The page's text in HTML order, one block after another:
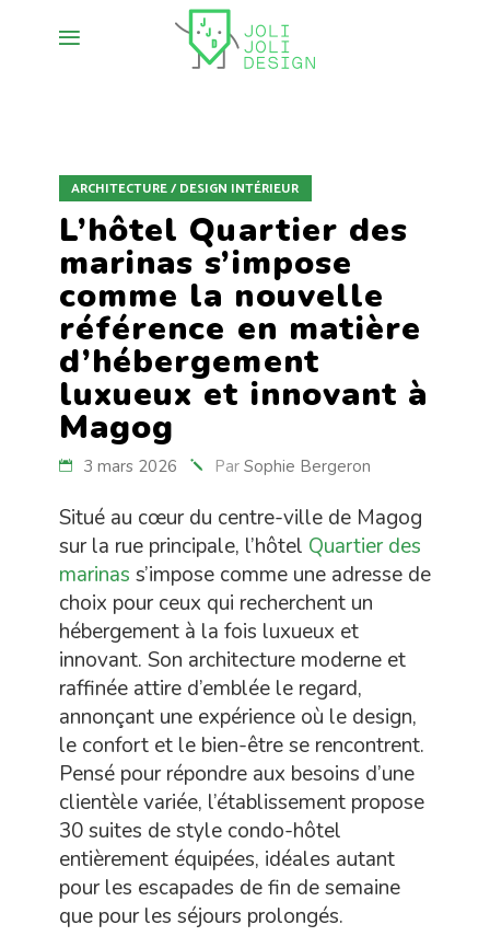
ARCHITECTURE / DESIGN INTÉRIEUR
L’hôtel Quartier des
marinas s’impose
comme la nouvelle
référence en matière
d’hébergement
luxueux et innovant à
Magog
3 mars 2026 Par Sophie Bergeron
Situé au cœur du centre-ville de Magog
sur la rue principale, l’hôtel Quartier des
marinas s’impose comme une adresse de
choix pour ceux qui recherchent un
hébergement à la fois luxueux et
innovant. Son architecture moderne et
raffinée attire d’emblée le regard,
annonçant une expérience où le design,
le confort et le bien-être se rencontrent.
Pensé pour répondre aux besoins d’une
clientèle variée, l’établissement propose
30 suites de style condo-hôtel
entièrement équipées, idéales autant
pour les escapades de fin de semaine
que pour les séjours prolongés.